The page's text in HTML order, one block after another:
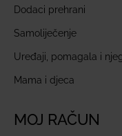
Dodaci prehrani
Samoliječenje
Uređaji, pomagala i
Mama i djeca
MOJ RAČUN